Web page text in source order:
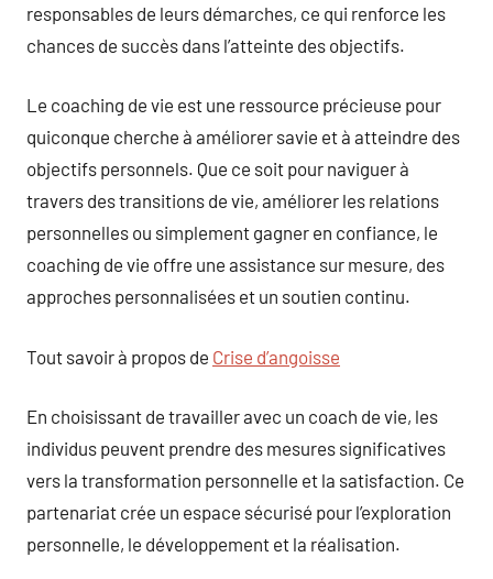
responsables de leurs démarches, ce qui renforce les
chances de succès dans l’atteinte des objectifs.
Le coaching de vie est une ressource précieuse pour
quiconque cherche à améliorer savie et à atteindre des
objectifs personnels. Que ce soit pour naviguer à
travers des transitions de vie, améliorer les relations
personnelles ou simplement gagner en confiance, le
coaching de vie offre une assistance sur mesure, des
approches personnalisées et un soutien continu.
Tout savoir à propos de Crise d’angoisse
En choisissant de travailler avec un coach de vie, les
individus peuvent prendre des mesures significatives
vers la transformation personnelle et la satisfaction. Ce
partenariat crée un espace sécurisé pour l’exploration
personnelle, le développement et la réalisation.